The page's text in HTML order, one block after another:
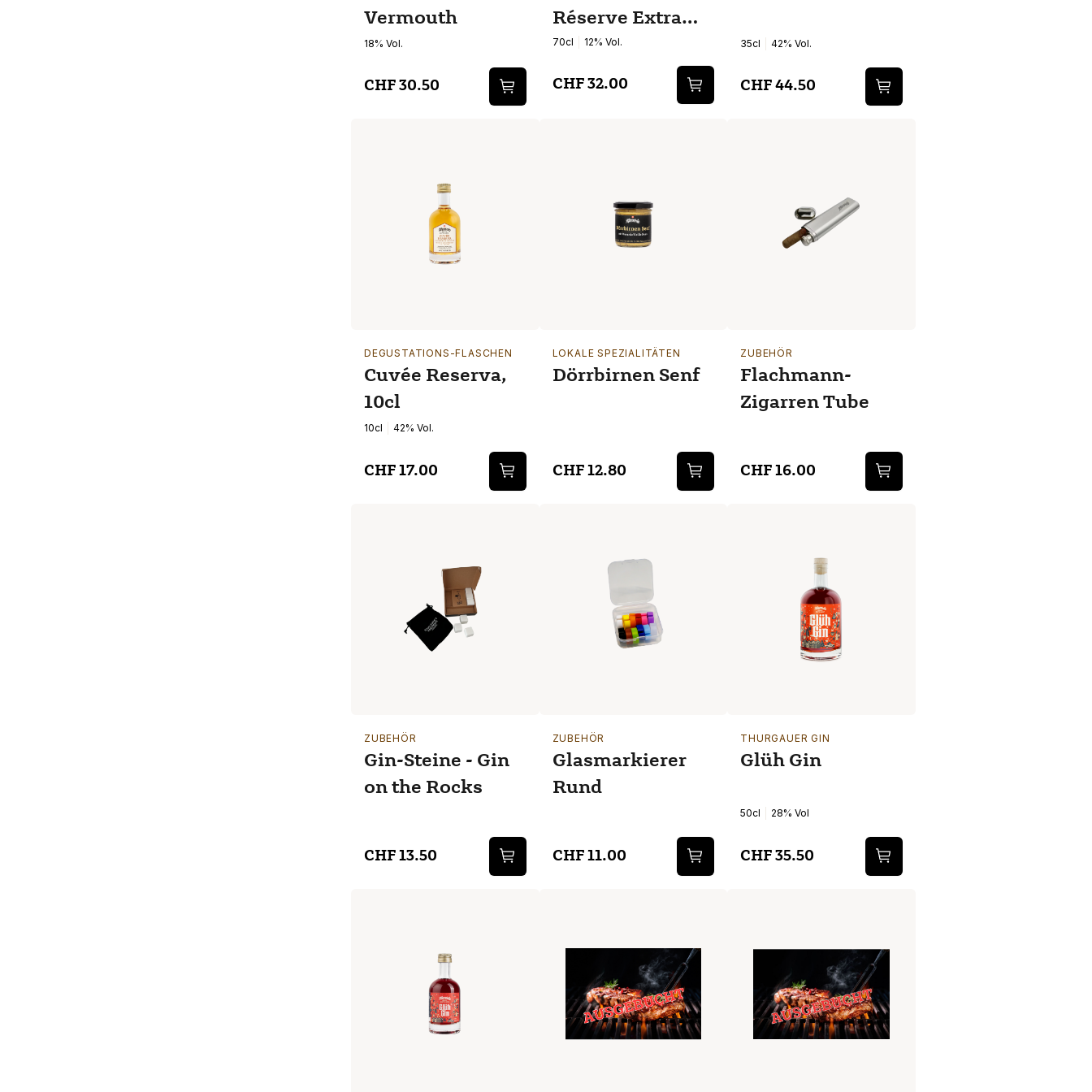
Vermouth
18% Vol.
CHF 30.50
Réserve Extra
Brut
70cl 12% Vol.
CHF 32.00
35cl 42% Vol.
CHF 44.50
DEGUSTATIONS-FLASCHEN
Cuvée Reserva,
10cl
10cl 42% Vol.
CHF 17.00
LOKALE SPEZIALITÄTEN
Dörrbirnen Senf
CHF 12.80
ZUBEHÖR
Flachmann-
Zigarren Tube
CHF 16.00
ZUBEHÖR
Gin-Steine - Gin
on the Rocks
CHF 13.50
ZUBEHÖR
Glasmarkierer
Rund
CHF 11.00
THURGAUER GIN
Glüh Gin
50cl 28% Vol
CHF 35.50